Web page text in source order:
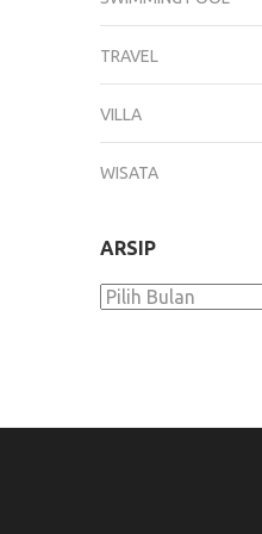
TRAVEL
VILLA
WISATA
ARSIP
Arsip